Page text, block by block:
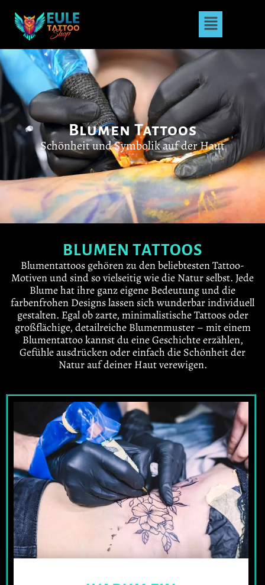
Blumen Tattoos
Schönheit und Symbolik auf der Haut
BLUMEN TATTOOS
Blumentattoos gehören zu den beliebtesten Tattoo-
Motiven und sind so vielseitig wie die Natur selbst. Jede
Blume hat ihre ganz eigene Bedeutung und die
farbenfrohen Designs lassen sich wunderbar individuell
gestalten. Egal ob zarte, minimalistische Tattoos oder
großflächige, detailreiche Blumenmuster – mit einem
Blumentattoo kannst du eine Geschichte erzählen,
Gefühle ausdrücken oder einfach die Schönheit der
Natur auf deiner Haut verewigen.